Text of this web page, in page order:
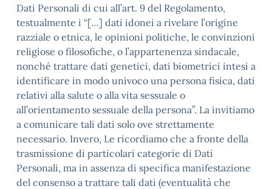
Dati Personali di cui all’art. 9 del Regolamento,
testualmente i “[…] dati idonei a rivelare l’origine
razziale o etnica, le opinioni politiche, le convinzioni
religiose o filosofiche, o l’appartenenza sindacale,
nonché trattare dati genetici, dati biometrici intesi a
identificare in modo univoco una persona fisica, dati
relativi alla salute o alla vita sessuale o
all’orientamento sessuale della persona”. La invitiamo
a comunicare tali dati solo ove strettamente
necessario. Invero, Le ricordiamo che a fronte della
trasmissione di particolari categorie di Dati
Personali, ma in assenza di specifica manifestazione
del consenso a trattare tali dati (eventualità che